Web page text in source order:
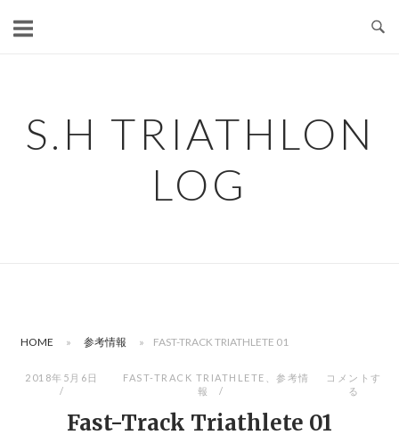
S.H TRIATHLON
LOG
HOME » 参考情報 » FAST-TRACK TRIATHLETE 01
2018年5月6日 FAST-TRACK TRIATHLETE 、参考情
報
コメントす
る
Fast-Track Triathlete 01